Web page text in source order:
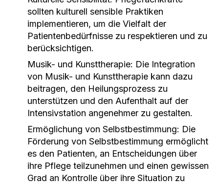
sollten kulturell sensible Praktiken
implementieren, um die Vielfalt der
Patientenbedürfnisse zu respektieren und zu
berücksichtigen.
Musik- und Kunsttherapie: Die Integration
von Musik- und Kunsttherapie kann dazu
beitragen, den Heilungsprozess zu
unterstützen und den Aufenthalt auf der
Intensivstation angenehmer zu gestalten.
Ermöglichung von Selbstbestimmung: Die
Förderung von Selbstbestimmung ermöglicht
es den Patienten, an Entscheidungen über
ihre Pflege teilzunehmen und einen gewissen
Grad an Kontrolle über ihre Situation zu